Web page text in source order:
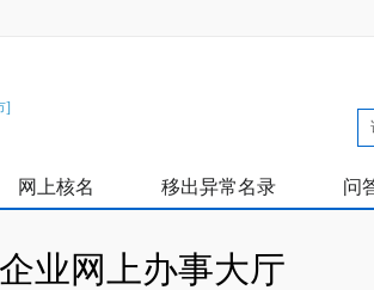
]
网上核名 移出异常名录 问
业网上办事大厅